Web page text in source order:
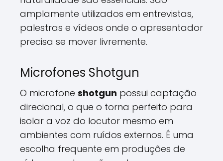
amplamente utilizados em entrevistas,
palestras e vídeos onde o apresentador
precisa se mover livremente.
Microfones Shotgun
O microfone shotgun possui captação
direcional, o que o torna perfeito para
isolar a voz do locutor mesmo em
ambientes com ruídos externos. É uma
escolha frequente em produções de